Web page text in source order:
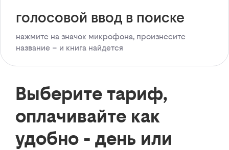
голосовой ввод в поиске
нажмите на значок микрофона, произнесите
название – и книга найдется
Выберите тариф,
оплачивайте как
удобно - день или